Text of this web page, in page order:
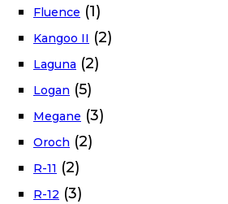
Fluence (1)
Kangoo II (2)
Laguna (2)
Logan (5)
Megane (3)
Oroch (2)
R-11 (2)
R-12 (3)